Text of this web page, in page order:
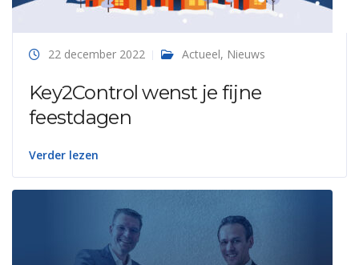
22 december 2022 Actueel, Nieuws
Key2Control wenst je fijne
feestdagen
Verder lezen